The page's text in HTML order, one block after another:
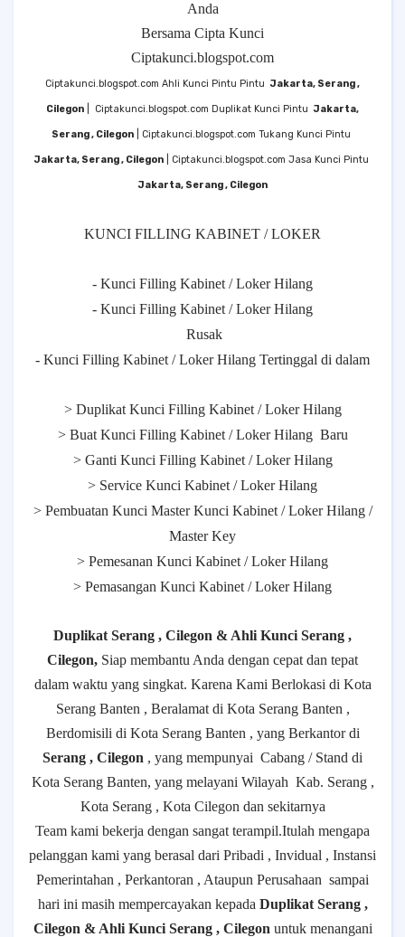
Anda
Bersama Cipta Kunci
Ciptakunci.blogspot.com
Ciptakunci.blogspot.com Ahli Kunci Pintu PintuJakarta, Serang ,
Cilegon Ciptakunci.blogspot.com Duplikat Kunci PintuJakarta,
Serang , Cilegon | Ciptakunci.blogspot.com Tukang Kunci Pintu
Jakarta, Serang , Cilegon| Ciptakunci.blogspot.com Jasa Kunci Pintu
Jakarta, Serang , Cilegon
KUNCI FILLING KABINET / LOKER
- Kunci Filling Kabinet / Loker Hilang
- Kunci Filling Kabinet / Loker Hilang
Rusak
- Kunci Filling Kabinet / Loker Hilang Tertinggal di dalam
> Duplikat Kunci Filling Kabinet / Loker Hilang
> Buat Kunci Filling Kabinet / Loker Hilang Baru
> Ganti Kunci Filling Kabinet / Loker Hilang
> Service Kunci Kabinet / Loker Hilang
> Pembuatan Kunci Master Kunci Kabinet / Loker Hilang /
Master Key
> Pemesanan Kunci Kabinet / Loker Hilang
> Pemasangan Kunci Kabinet / Loker Hilang
Duplikat Serang , Cilegon & Ahli Kunci Serang ,
Cilegon, Siap membantu Anda dengan cepat dan tepat
dalam waktu yang singkat. Karena Kami Berlokasi di Kota
Serang Banten , Beralamat di Kota Serang Banten ,
Berdomisili di Kota Serang Banten , yang Berkantor di
Serang , Cilegon , yang mempunyai Cabang / Stand di
Kota Serang Banten, yang melayani Wilayah Kab. Serang ,
Kota Serang , Kota Cilegon dan sekitarnya
Team kami bekerja dengan sangat terampil.Itulah mengapa
pelanggan kami yang berasal dari Pribadi , Invidual , Instansi
Pemerintahan , Perkantoran , Ataupun Perusahaan sampai
hari ini masih mempercayakan kepada Duplikat Serang ,
Cilegon & Ahli Kunci Serang , Cilegon untuk menangani